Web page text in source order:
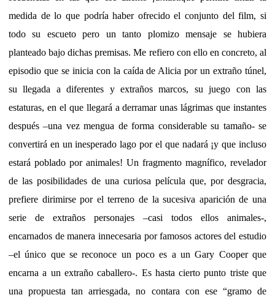
medida de lo que podría haber ofrecido el conjunto del film, si
todo su escueto pero un tanto plomizo mensaje se hubiera
planteado bajo dichas premisas. Me refiero con ello en concreto, al
episodio que se inicia con la caída de Alicia por un extraño túnel,
su llegada a diferentes y extraños marcos, su juego con las
estaturas, en el que llegará a derramar unas lágrimas que instantes
después –una vez mengua de forma considerable su tamaño- se
convertirá en un inesperado lago por el que nadará ¡y que incluso
estará poblado por animales! Un fragmento magnífico, revelador
de las posibilidades de una curiosa película que, por desgracia,
prefiere dirimirse por el terreno de la sucesiva aparición de una
serie de extraños personajes –casi todos ellos animales-,
encarnados de manera innecesaria por famosos actores del estudio
–el único que se reconoce un poco es a un Gary Cooper que
encarna a un extraño caballero-. Es hasta cierto punto triste que
una propuesta tan arriesgada, no contara con ese “gramo de